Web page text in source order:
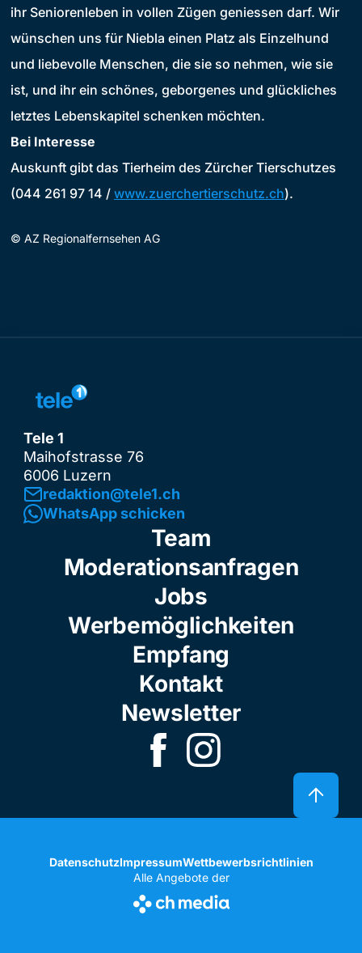
ihr Seniorenleben in vollen Zügen geniessen darf. Wir
wünschen uns für Niebla einen Platz als Einzelhund
und liebevolle Menschen, die sie so nehmen, wie sie
ist, und ihr ein schönes, geborgenes und glückliches
letztes Lebenskapitel schenken möchten.
Bei Interesse
Auskunft gibt das Tierheim des Zürcher Tierschutzes
(044 261 97 14 / www.zuerchertierschutz.ch).
© AZ Regionalfernsehen AG
Tele 1
Maihofstrasse 76
6006 Luzern
redaktion@tele1.ch
WhatsApp schicken
Team
Moderationsanfragen
Jobs
Werbemöglichkeiten
Empfang
Kontakt
Newsletter
DatenschutzImpressumWettbewerbsrichtlinien
Alle Angebote der